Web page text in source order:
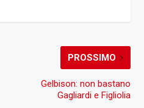
PROSSIMO
Gelbison: non bastano
Gagliardi e Figliolia